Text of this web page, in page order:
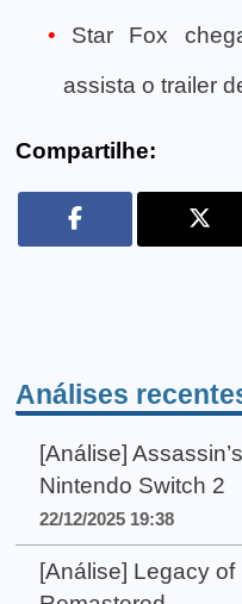
Star Fox
assista o trailer
Compartilhe:
Análises
[Análise]
Nintendo Switch 2
22/12/2025 19:38
[Análise] Legacy